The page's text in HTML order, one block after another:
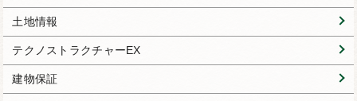
土地情報
テクノストラクチャーEX
建物保証